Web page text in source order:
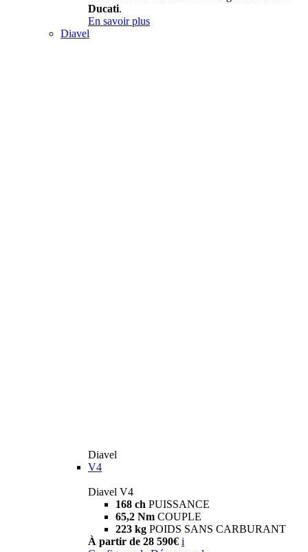
Ducati.
En savoir plus
Diavel
Diavel
V4
Diavel V4
168 ch PUISSANCE
65,2 Nm COUPLE
223 kg POIDS SANS CARBURANT
À partir de 28 590€ i